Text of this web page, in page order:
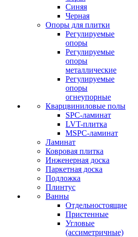
Синяя
Черная
Опоры для плитки
Регулируемые
опоры
Регулируемые
опоры
металлические
Регулируемые
опоры
огнеупорные
Кварцвиниловые полы
SPC-ламинат
LVT-плитка
MSPC-ламинат
Ламинат
Ковровая плитка
Инженерная доска
Паркетная доска
Подложка
Плинтус
Ванны
Отдельностоящие
Пристенные
Угловые
(ассиметричные)